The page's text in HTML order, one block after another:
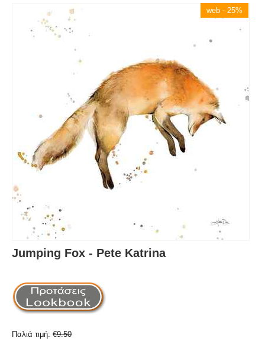
web - 25%
Jumping Fox - Pete Katrina
Παλιά τιμή: €9.50